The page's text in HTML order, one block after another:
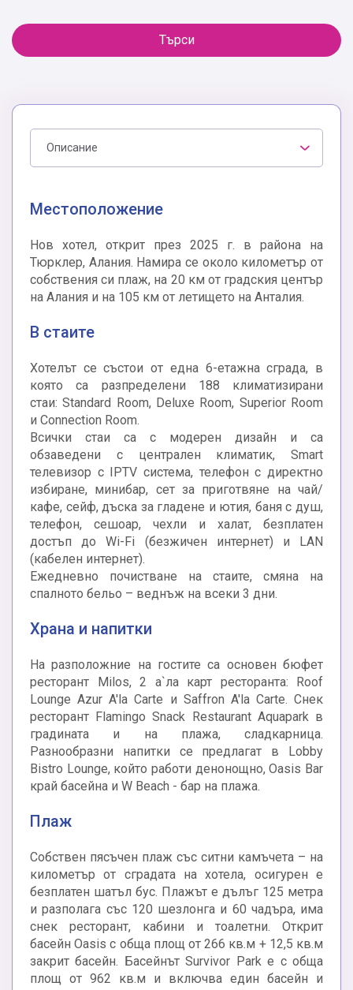
Търси
Описание
Местоположение
Нов хотел, открит през 2025 г. в района на
Тюрклер, Алания. Намира се около километър от
собствения си плаж, на 20 км от градския център
на Алания и на 105 км от летището на Анталия.
В стаите
Хотелът се състои от една 6-етажна сграда, в
която са разпределени 188 климатизирани
стаи: Standard Room, Deluxe Room, Superior Room
и Connection Room.
Всички стаи са с модерен дизайн и са
обзаведени с централен климатик, Smart
телевизор с IPTV система, телефон с директно
избиране, минибар, сет за приготвяне на чай/
кафе, сейф, дъска за гладене и ютия, баня с душ,
телефон, сешоар, чехли и халат, безплатен
достъп до Wi-Fi (безжичен интернет) и LAN
(кабелен интернет).
Ежедневно почистване на стаите, смяна на
спалното бельо – веднъж на всеки 3 дни.
Храна и напитки
На разположние на гостите са основен бюфет
ресторант Milos, 2 а`ла карт ресторанта: Roof
Lounge Azur A'la Carte и Saffron A'la Carte. Снек
ресторант Flamingo Snack Restaurant Aquapark в
градината и на плажа, сладкарница.
Разнообразни напитки се предлагат в Lobby
Bistro Lounge, който работи денонощно, Oasis Bar
край басейна и W Beach - бар на плажа.
Плаж
Собствен пясъчен плаж със ситни камъчета – на
километър от сградата на хотела, осигурен е
безплатен шатъл бус. Плажът е дълъг 125 метра
и разполага със 120 шезлонга и 60 чадъра, има
снек ресторант, кабини и тоалетни. Открит
басейн Oasis с обща площ от 266 кв.м + 12,5 кв.м
закрит басейн. Басейнът Survivor Park е с обща
площ от 962 кв.м и включва един басейн и